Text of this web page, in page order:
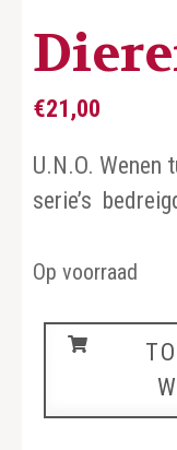
€21,00
U.N.O. Wenen
serie’s
Op voorraad
Dieren